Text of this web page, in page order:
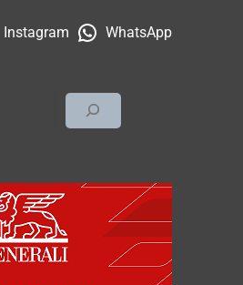
Instagram
WhatsApp